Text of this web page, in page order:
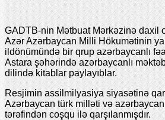
GADTB-nin Mətbuat Mərkəzinə daxil
Azər Azərbaycan Milli Hökumətinin
ildönümündə bir qrup azərbaycanlı
Astara şəhərində azərbaycanlı
dilində kitablar paylayıblar.
Resjimin assilmilyasiya siyasətinə
Azərbaycan türk milləti və
tərəfindən coşqu ilə qarşılanmışdır.